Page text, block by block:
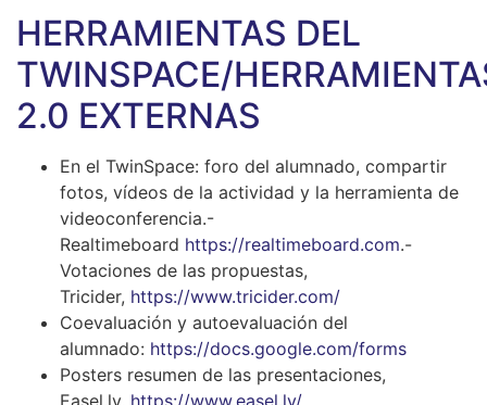
HERRAMIENTAS DEL
TWINSPACE/
2.0 EXTERNAS
En el TwinSpace: foro del alumnado, compartir
fotos, vídeos de la actividad y la herramienta de
videoconferencia.-
Realtimeboard https://realtimeboard.com.-
Votaciones de las propuestas,
Tricider, https://www.tricider.com/
Coevaluación y autoevaluación del
alumnado: https://docs.google.com/forms
Posters resumen de las presentaciones,